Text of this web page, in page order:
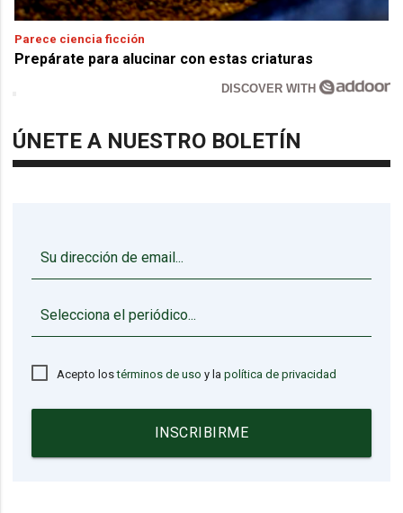
Parece ciencia ficción
Prepárate para alucinar con estas criaturas
DISCOVER WITH
ÚNETE A NUESTRO BOLETÍN
Acepto lostérminos de uso y lapolítica de privacidad
INSCRIBIRME